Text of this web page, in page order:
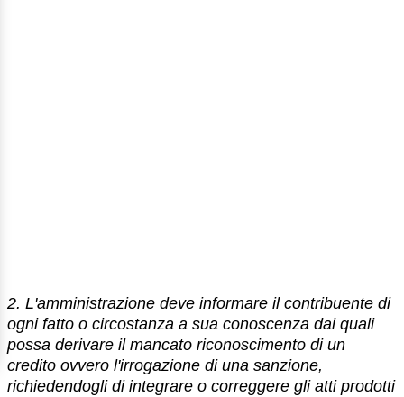
2. L'amministrazione deve informare il contribuente di
ogni fatto o circostanza a sua conoscenza dai quali
possa derivare il mancato riconoscimento di un
credito ovvero l'irrogazione di una sanzione,
richiedendogli di integrare o correggere gli atti prodotti